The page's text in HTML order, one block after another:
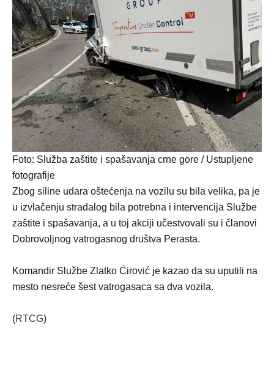
Foto: Služba zaštite i spašavanja crne gore / Ustupljene
fotografije
Zbog siline udara oštećenja na vozilu su bila velika, pa je
u izvlačenju stradalog bila potrebna i intervencija Službe
zaštite i spašavanja, a u toj akciji učestvovali su i članovi
Dobrovoljnog vatrogasnog društva Perasta.
Komandir Službe Zlatko Ćirović je kazao da su uputili na
mesto nesreće šest vatrogasaca sa dva vozila.
(RTCG)